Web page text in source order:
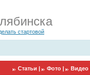
стартовой
Статьи | Фото | Видео